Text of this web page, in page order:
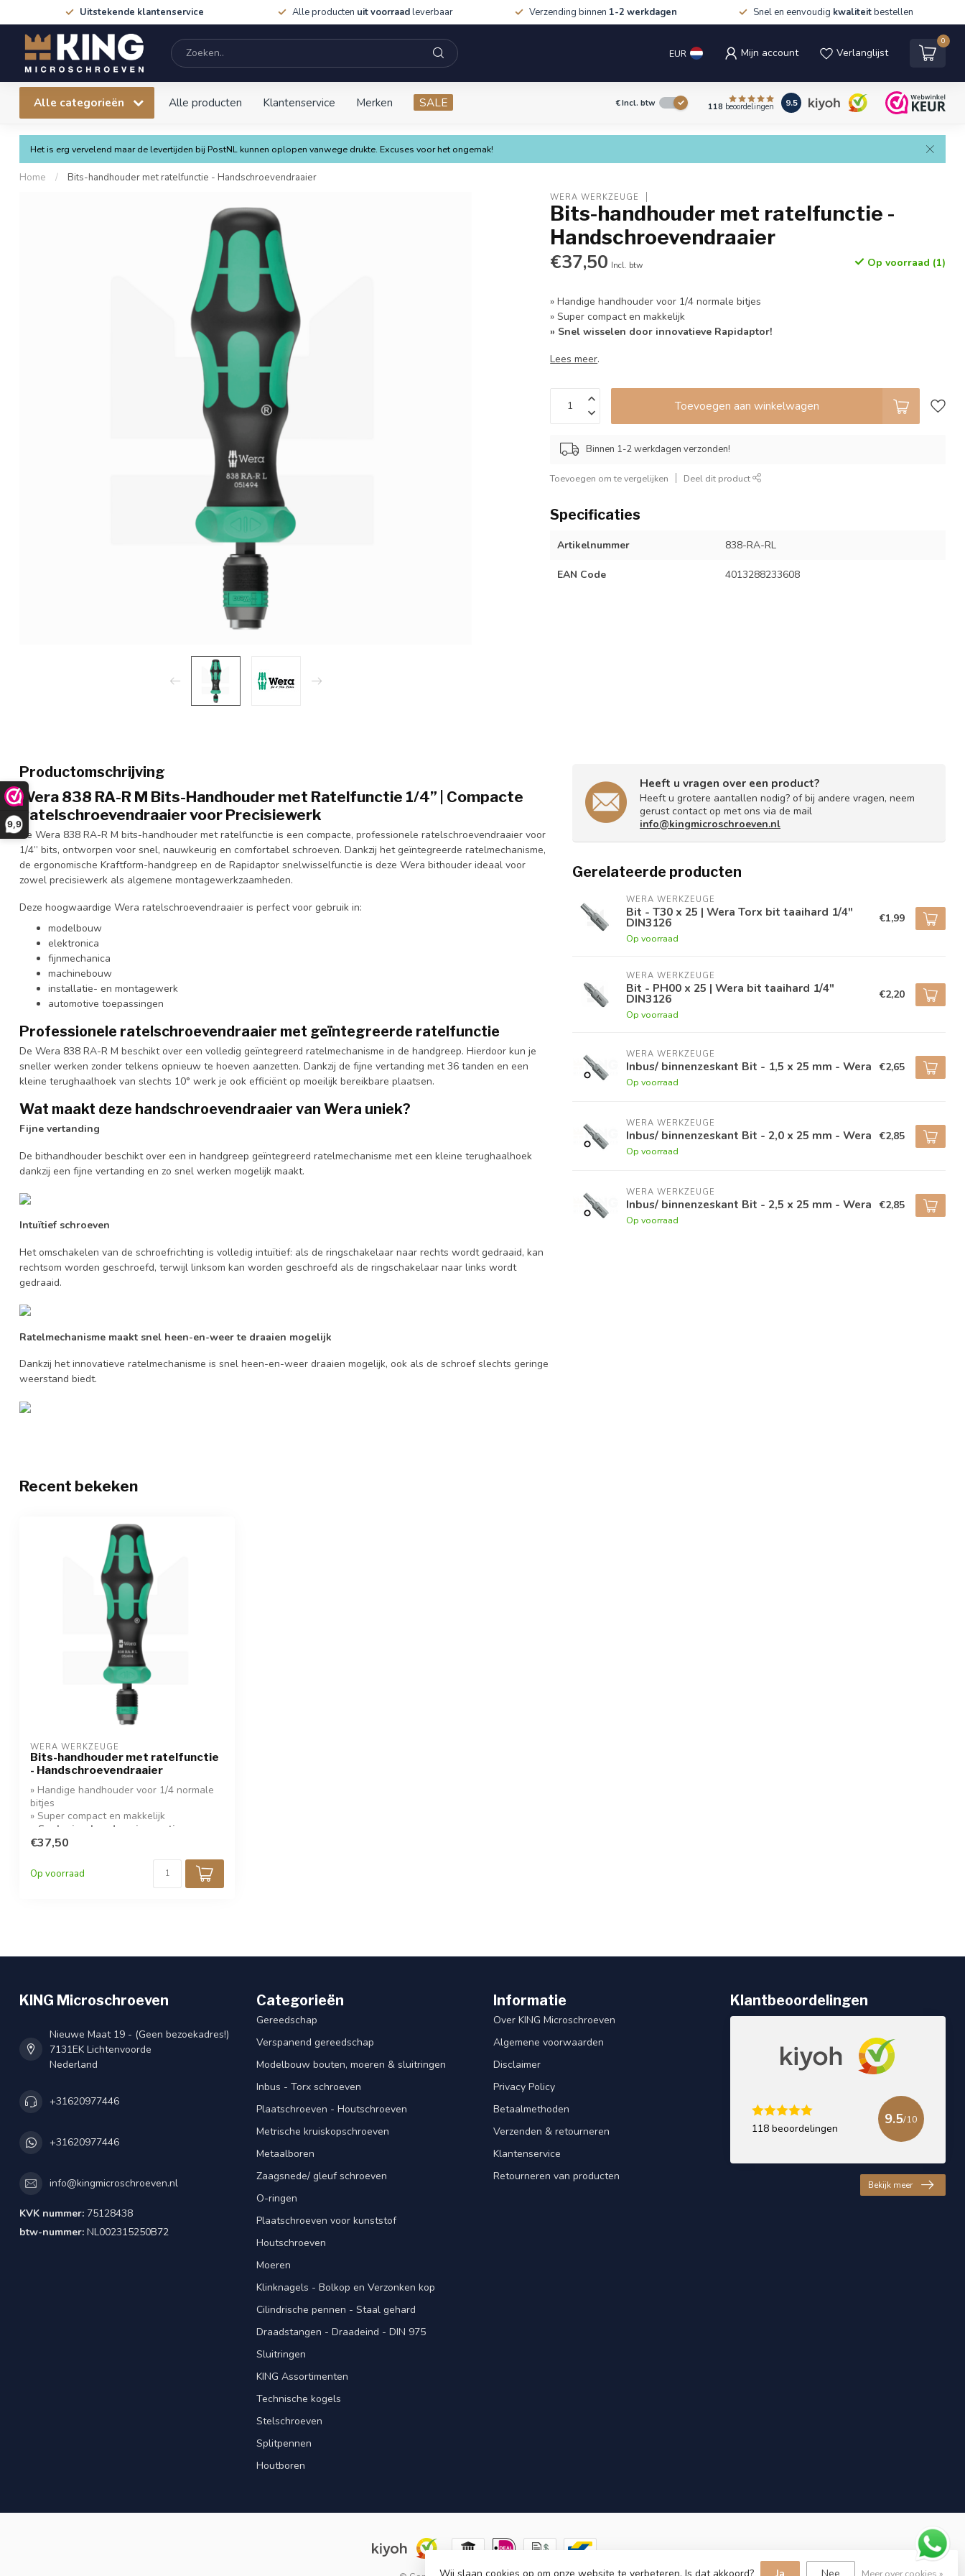
9,9
Uitstekende klantenservice Alle producten uit voorraadleverbaar Verzending binnen 1-2 werkdagen Snel en eenvoudig kwaliteitbestellen
EUR Mijn account Verlanglijst
0
Alle categorieën Alle producten Klantenservice Merken SALE €Incl. btw 118 beoordelingen 9.5
Het is erg vervelend maar de levertijden bij PostNL kunnen oplopen vanwege drukte. Excuses voor het ongemak!
Home / Bits-handhouder met ratelfunctie - Handschroevendraaier
WERA WERKZEUGE
Bits-handhouder met ratelfunctie -
Handschroevendraaier
€37,50 Incl. btw Op voorraad (1)
» Handige handhouder voor 1/4 normale bitjes
» Super compact en makkelijk
» Snel wisselen door innovatieve Rapidaptor!
Lees meer.
Toevoegen aan winkelwagen
Binnen 1-2 werkdagen verzonden!
Toevoegen om te vergelijken Deel dit product
Specificaties
Artikelnummer 838-RA-RL
EAN Code 4013288233608
Productomschrijving
Wera 838 RA-R M Bits-Handhouder met Ratelfunctie 1/4” | Compacte
Ratelschroevendraaier voor Precisiewerk
De Wera 838 RA-R M bits-handhouder met ratelfunctie is een compacte, professionele ratelschroevendraaier voor
1/4” bits, ontworpen voor snel, nauwkeurig en comfortabel schroeven. Dankzij het geïntegreerde ratelmechanisme,
de ergonomische Kraftform-handgreep en de Rapidaptor snelwisselfunctie is deze Wera bithouder ideaal voor
zowel precisiewerk als algemene montagewerkzaamheden.
Deze hoogwaardige Wera ratelschroevendraaier is perfect voor gebruik in:
modelbouw
elektronica
fijnmechanica
machinebouw
installatie- en montagewerk
automotive toepassingen
Professionele ratelschroevendraaier met geïntegreerde ratelfunctie
De Wera 838 RA-R M beschikt over een volledig geïntegreerd ratelmechanisme in de handgreep. Hierdoor kun je
sneller werken zonder telkens opnieuw te hoeven aanzetten. Dankzij de fijne vertanding met 36 tanden en een
kleine terughaalhoek van slechts 10° werk je ook efficiënt op moeilijk bereikbare plaatsen.
Wat maakt deze handschroevendraaier van Wera uniek?
Fijne vertanding
De bithandhouder beschikt over een in handgreep geïntegreerd ratelmechanisme met een kleine terughaalhoek
dankzij een fijne vertanding en zo snel werken mogelijk maakt.
Intuïtief schroeven
Het omschakelen van de schroefrichting is volledig intuïtief: als de ringschakelaar naar rechts wordt gedraaid, kan
rechtsom worden geschroefd, terwijl linksom kan worden geschroefd als de ringschakelaar naar links wordt
gedraaid.
Ratelmechanisme maakt snel heen-en-weer te draaien mogelijk
Dankzij het innovatieve ratelmechanisme is snel heen-en-weer draaien mogelijk, ook als de schroef slechts geringe
weerstand biedt.
Heeft u vragen over een product?
Heeft u grotere aantallen nodig? of bij andere vragen, neem
gerust contact op met ons via de mail
info@kingmicroschroeven.nl
Gerelateerde producten
WERA WERKZEUGE
Bit - T30 x 25 | Wera Torx bit taaihard 1/4"
DIN3126
Op voorraad
€1,99
WERA WERKZEUGE
Bit - PH00 x 25 | Wera bit taaihard 1/4"
DIN3126
Op voorraad
€2,20
WERA WERKZEUGE
Inbus/ binnenzeskant Bit - 1,5 x 25 mm - Wera
Op voorraad
€2,65
WERA WERKZEUGE
Inbus/ binnenzeskant Bit - 2,0 x 25 mm - Wera
Op voorraad
€2,85
WERA WERKZEUGE
Inbus/ binnenzeskant Bit - 2,5 x 25 mm - Wera
Op voorraad
€2,85
Recent bekeken
WERA WERKZEUGE
Bits-handhouder met ratelfunctie
- Handschroevendraaier
» Handige handhouder voor 1/4 normale
bitjes
» Super compact en makkelijk
» Snel wisselen door innovatieve
Rapidaptor!
€37,50
Op voorraad
KING Microschroeven
Nieuwe Maat 19 - (Geen bezoekadres!)
7131EK Lichtenvoorde
Nederland
+31620977446
+31620977446
info@kingmicroschroeven.nl
KVK nummer: 75128438
btw-nummer: NL002315250B72
Categorieën
Gereedschap
Verspanend gereedschap
Modelbouw bouten, moeren & sluitringen
Inbus - Torx schroeven
Plaatschroeven - Houtschroeven
Metrische kruiskopschroeven
Metaalboren
Zaagsnede/ gleuf schroeven
O-ringen
Plaatschroeven voor kunststof
Houtschroeven
Moeren
Klinknagels - Bolkop en Verzonken kop
Cilindrische pennen - Staal gehard
Draadstangen - Draadeind - DIN 975
Sluitringen
KING Assortimenten
Technische kogels
Stelschroeven
Splitpennen
Houtboren
Informatie
Over KING Microschroeven
Algemene voorwaarden
Disclaimer
Privacy Policy
Betaalmethoden
Verzenden & retourneren
Klantenservice
Retourneren van producten
Klantbeoordelingen
118 beoordelingen
9.5/10
Bekijk meer
Meer over cookies »